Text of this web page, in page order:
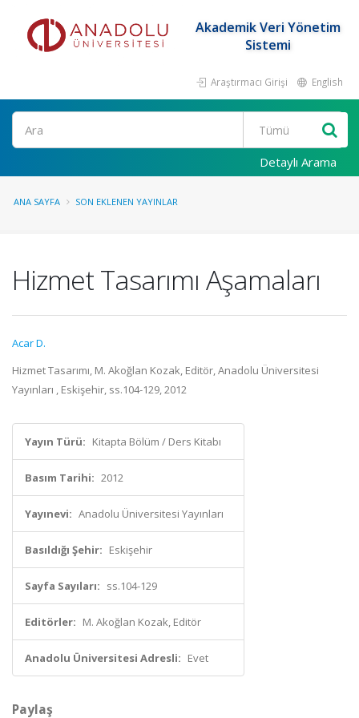
Akademik Veri Yönetim
Sistemi
Araştırmacı Girişi English
Ara
Detaylı Arama
ANA SAYFA SON EKLENEN YAYINLAR
Hizmet Tasarımı Aşamaları
Acar D.
Hizmet Tasarımı, M. Akoğlan Kozak, Editör, Anadolu Üniversitesi
Yayınları , Eskişehir, ss.104-129, 2012
Yayın Türü: Kitapta Bölüm / Ders Kitabı
Basım Tarihi: 2012
Yayınevi: Anadolu Üniversitesi Yayınları
Basıldığı Şehir: Eskişehir
Sayfa Sayıları: ss.104-129
Editörler: M. Akoğlan Kozak, Editör
Anadolu Üniversitesi Adresli: Evet
Paylaş